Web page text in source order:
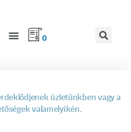
0
üzletünkben vagy a
valamelyikén.